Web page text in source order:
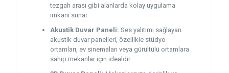
tezgah arası gibi alanlarda kolay uygulama
imkanı sunar.
Akustik Duvar Paneli: Ses yalıtımı sağlayan
akustik duvar panelleri, özellikle stüdyo
ortamları, ev sinemaları veya gürültülü ortamlara
sahip mekanlar için idealdir.